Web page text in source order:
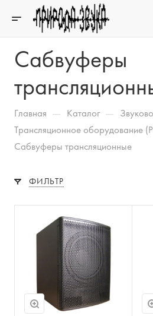
Сабвуферы
Главная — Каталог —
Трансляционное оборудование
Сабвуферы трансляционные
ФИЛЬТР